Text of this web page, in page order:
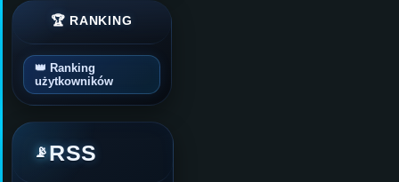
🏆 RANKING
👑 Ranking
użytkowników
📡RSS